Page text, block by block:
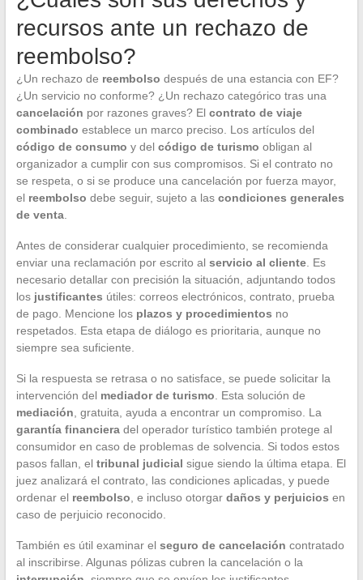
recursos ante un rechazo de
reembolso?
¿Un rechazo de reembolso después de una estancia con EF?
¿Un servicio no conforme? ¿Un rechazo categórico tras una
cancelación por razones graves? El contrato de viaje
combinado establece un marco preciso. Los artículos del
código de consumo y del código de turismo obligan al
organizador a cumplir con sus compromisos. Si el contrato no
se respeta, o si se produce una cancelación por fuerza mayor,
el reembolso debe seguir, sujeto a las condiciones generales
de venta.
Antes de considerar cualquier procedimiento, se recomienda
enviar una reclamación por escrito al servicio al cliente. Es
necesario detallar con precisión la situación, adjuntando todos
los justificantes útiles: correos electrónicos, contrato, prueba
de pago. Mencione los plazos y procedimientos no
respetados. Esta etapa de diálogo es prioritaria, aunque no
siempre sea suficiente.
Si la respuesta se retrasa o no satisface, se puede solicitar la
intervención del mediador de turismo . Esta solución de
mediación , gratuita, ayuda a encontrar un compromiso. La
garantía financieradel operador turístico también protege al
consumidor en caso de problemas de solvencia. Si todos estos
pasos fallan, el tribunal judicial sigue siendo la última etapa. El
juez analizará el contrato, las condiciones aplicadas, y puede
ordenar el reembolso , e incluso otorgar daños y perjuicios en
caso de perjuicio reconocido.
También es útil examinar el seguro de cancelación contratado
al inscribirse. Algunas pólizas cubren la cancelación o la